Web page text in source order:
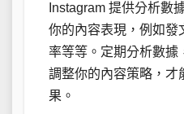
Instagram 提供分析數
你的內容表現，例如發
率等等。定期分析數據
調整你的內容策略，才
果。